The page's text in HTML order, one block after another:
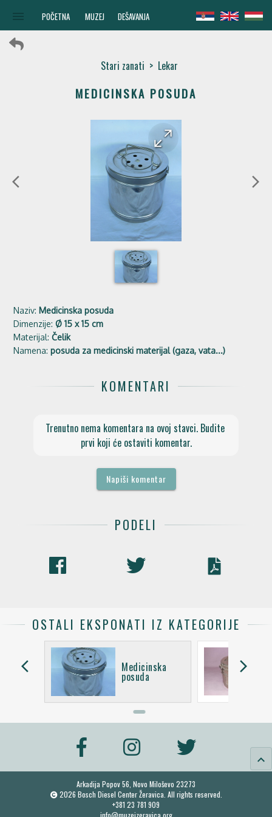
POČETNA MUZEJ DEŠAVANJA
Stari zanati > Lekar
MEDICINSKA POSUDA
arrow_back_ios
arrow_back
arrow_forward
arrow_forward_ios
Naziv: Medicinska posuda
Dimenzije:Ø 15 x 15 cm
Materijal:Čelik
Namena:posuda za medicinski materijal (gaza, vata...)
KOMENTARI
Trenutno nema komentara na ovoj stavci. Budite
prvi koji će ostaviti komentar.
Napiši komentar
PODELI
OSTALI EKSPONATI IZ KATEGORIJE
arrow_back_ios Medicinska
posuda
arrow_forward_ios
keyboard_arrow_up
Arkadija Popov 56, Novo Miloševo 23273
2026 Bosch Diesel Center Žeravica. All rights reserved.
+381 23 781 909
info@muzejzeravica.org